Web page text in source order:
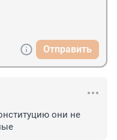
Отправить
они не